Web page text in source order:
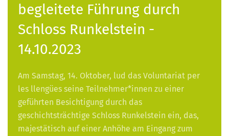
begleitete Führung durch
Schloss Runkelstein -
14.10.2023
Am Samstag, 14. Oktober, lud das Voluntariat per
les llengües seine Teilnehmer*innen zu einer
geführten Besichtigung durch das
geschichtsträchtige Schloss Runkelstein ein, das,
majestätisch auf einer Anhöhe am Eingang zum